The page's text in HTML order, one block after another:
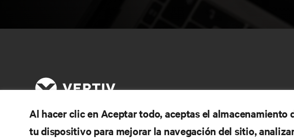
RECURSOS
CONECTA CON NOSOTROS
Al hacer clic en Aceptar todo, aceptas el almacenamiento
tu dispositivo para mejorar la navegación del sitio,